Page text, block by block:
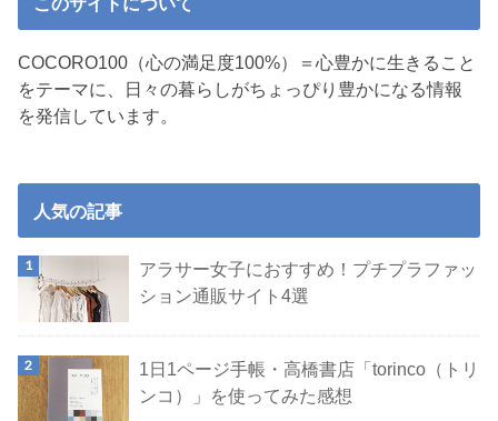
COCORO100（心の満足度100%）＝心豊かに生きること
をテーマに、日々の暮らしがちょっぴり豊かになる情報
を発信しています。
人気の記事
アラサー女子におすすめ！プチプラファッ
ション通販サイト4選
1日1ページ手帳・高橋書店「torinco（トリ
ンコ）」を使ってみた感想